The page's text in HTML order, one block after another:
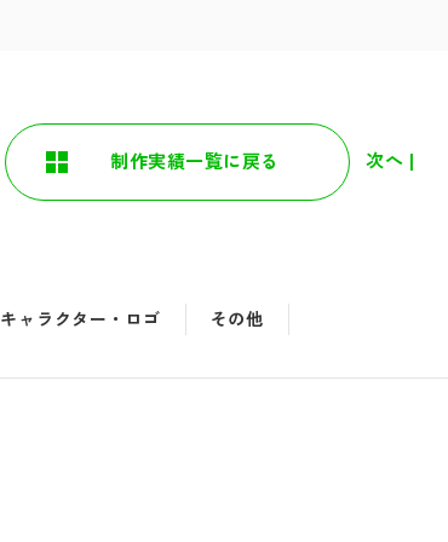
制作実績一覧に戻る 次へ |
キャラクター・ロゴ その他